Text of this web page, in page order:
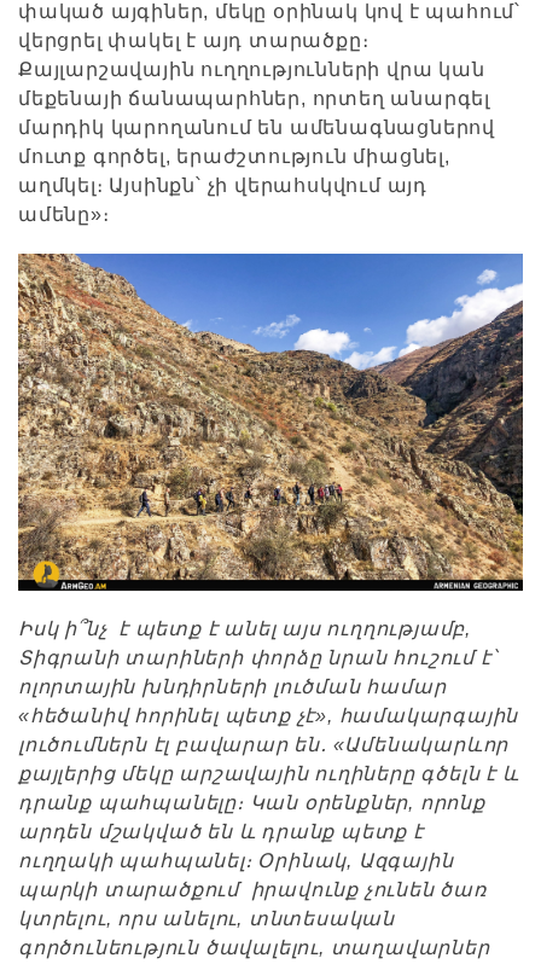
փակած այգիներ, մեկը օրինակ կով է պահում՝
վերցրել փակել է այդ տարածքը։
Քայլարշավային ուղղությունների վրա կան
մեքենայի ճանապարհներ, որտեղ անարգել
մարդիկ կարողանում են ամենագնացներով
մուտք գործել, երաժշտություն միացնել,
աղմկել։ Այսինքն՝ չի վերահսկվում այդ
ամենը»։
Իսկ ի՞նչ է պետք է անել այս ուղղությամբ,
Տիգրանի տարիների փորձը նրան հուշում է՝
ոլորտային խնդիրների լուծման համար
«հեծանիվ հորինել պետք չէ», համակարգային
լուծումներն էլ բավարար են․ «Ամենակարևոր
քայլերից մեկը արշավային ուղիները գծելն է և
դրանք պահպանելը։ Կան օրենքներ, որոնք
արդեն մշակված են և դրանք պետք է
ուղղակի պահպանել։ Օրինակ, Ազգային
պարկի տարածքում իրավունք չունեն ծառ
կտրելու, որս անելու, տնտեսական
գործունեություն ծավալելու, տաղավարներ